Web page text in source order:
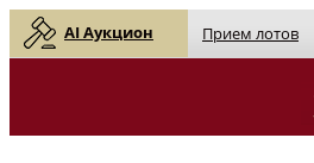
AI Аукцион Прием лотов